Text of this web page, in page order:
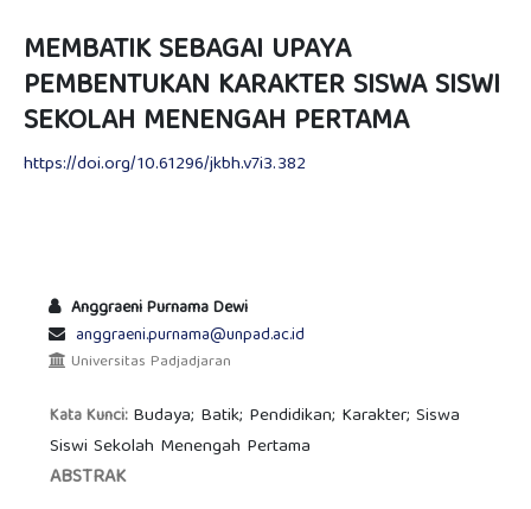
MEMBATIK SEBAGAI UPAYA
PEMBENTUKAN KARAKTER SISWA SISWI
SEKOLAH MENENGAH PERTAMA
https://doi.org/10.61296/jkbh.v7i3.382
Anggraeni Purnama Dewi
anggraeni.purnama@unpad.ac.id
Universitas Padjadjaran
Kata Kunci: Budaya; Batik; Pendidikan; Karakter; Siswa
Siswi Sekolah Menengah Pertama
ABSTRAK